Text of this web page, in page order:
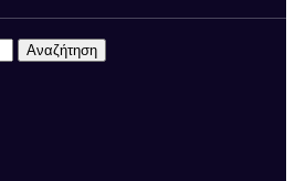
Αναζήτηση